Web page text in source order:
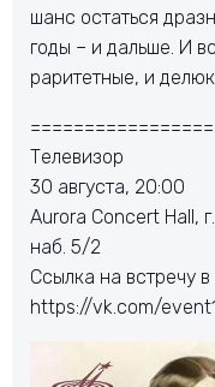
шанс остаться
годы – и дальше. И
раритетные, и
Телевизор
30 августа, 20:00
Aurora Concert Hall,
наб. 5/2
Ссылка на встречу в
https://vk.com/